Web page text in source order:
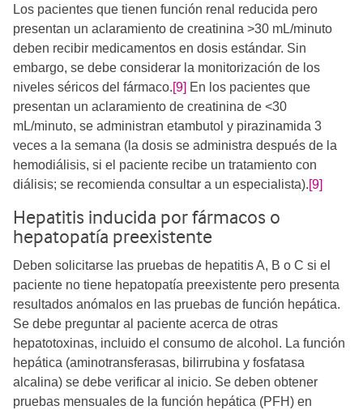
Los pacientes que tienen función renal reducida pero
presentan un aclaramiento de creatinina >30 mL/minuto
deben recibir medicamentos en dosis estándar. Sin
embargo, se debe considerar la monitorización de los
niveles séricos del fármaco.[9] En los pacientes que
presentan un aclaramiento de creatinina de <30
mL/minuto, se administran etambutol y pirazinamida 3
veces a la semana (la dosis se administra después de la
hemodiálisis, si el paciente recibe un tratamiento con
diálisis; se recomienda consultar a un especialista).[9]
Hepatitis inducida por fármacos o
hepatopatía preexistente
Deben solicitarse las pruebas de hepatitis A, B o C si el
paciente no tiene hepatopatía preexistente pero presenta
resultados anómalos en las pruebas de función hepática.
Se debe preguntar al paciente acerca de otras
hepatotoxinas, incluido el consumo de alcohol. La función
hepática (aminotransferasas, bilirrubina y fosfatasa
alcalina) se debe verificar al inicio. Se deben obtener
pruebas mensuales de la función hepática (PFH) en